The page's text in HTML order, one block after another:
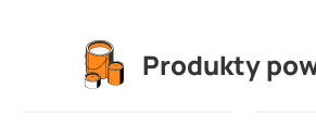
Produkty